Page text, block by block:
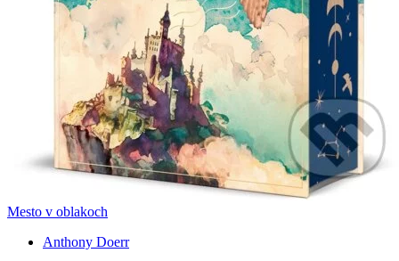
Mesto v oblakoch
Anthony Doerr